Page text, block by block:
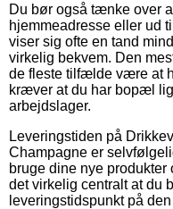
Du bør også tænke over
hjemmeadresse eller ud
viser sig ofte en tand
virkelig bekvem. Den
de fleste tilfælde være at
kræver at du har bopæl
arbejdslager.
Leveringstiden på
Champagne er
bruge dine nye produkter
det virkelig centralt at du
leveringstidspunkt på